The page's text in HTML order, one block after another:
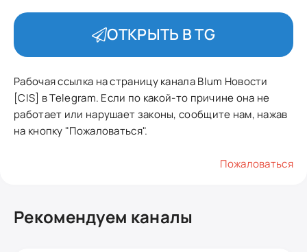
ОТКРЫТЬ В TG
Рабочая ссылка на страницу канала Blum Новости
[CIS] в Telegram. Если по какой-то причине она не
работает или нарушает законы, сообщите нам, нажав
на кнопку "Пожаловаться".
Пожаловаться
Рекомендуем каналы